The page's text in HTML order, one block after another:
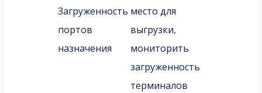
Загруженность
портов
назначения
место для
выгрузки,
мониторить
загруженность
терминалов